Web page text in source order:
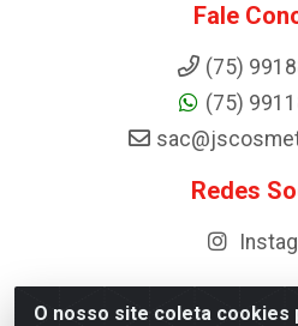
O nosso site coleta cookies
Fale
(75)
(75)
Redes